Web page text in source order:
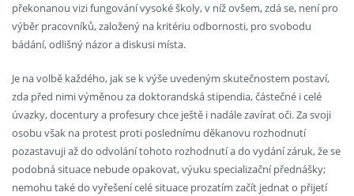
překonanou vizi fungování vysoké školy, v níž ovšem, zdá se, není pro
výběr pracovníků, založený na kritériu odbornosti, pro svobodu
bádání, odlišný názor a diskusi místa.
Je na volbě každého, jak se k výše uvedeným skutečnostem postaví,
zda před nimi výměnou za doktorandská stipendia, částečné i celé
úvazky, docentury a profesury chce ještě i nadále zavírat oči. Za svoji
osobu však na protest proti poslednímu děkanovu rozhodnutí
pozastavuji až do odvolání tohoto rozhodnutí a do vydání záruk, že se
podobná situace nebude opakovat, výuku specializační přednášky;
nemohu také do vyřešení celé situace prozatím začít jednat o přijetí